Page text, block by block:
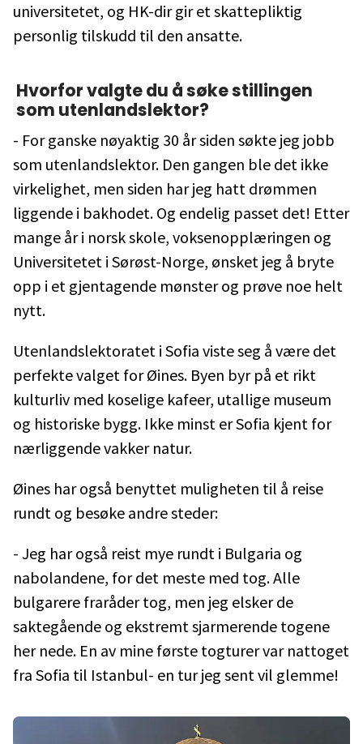
universitetet, og HK-dir gir et skattepliktig
personlig tilskudd til den ansatte.
Hvorfor valgte du å søke stillingen
som utenlandslektor?
- For ganske nøyaktig 30 år siden søkte jeg jobb
som utenlandslektor. Den gangen ble det ikke
virkelighet, men siden har jeg hatt drømmen
liggende i bakhodet. Og endelig passet det! Etter
mange år i norsk skole, voksenopplæringen og
Universitetet i Sørøst-Norge, ønsket jeg å bryte
opp i et gjentagende mønster og prøve noe helt
nytt.
Utenlandslektoratet i Sofia viste seg å være det
perfekte valget for Øines. Byen byr på et rikt
kulturliv med koselige kafeer, utallige museum
og historiske bygg. Ikke minst er Sofia kjent for
nærliggende vakker natur.
Øines har også benyttet muligheten til å reise
rundt og besøke andre steder:
- Jeg har også reist mye rundt i Bulgaria og
nabolandene, for det meste med tog. Alle
bulgarere fraråder tog, men jeg elsker de
saktegående og ekstremt sjarmerende togene
her nede. En av mine første togturer var nattoget
fra Sofia til Istanbul- en tur jeg sent vil glemme!